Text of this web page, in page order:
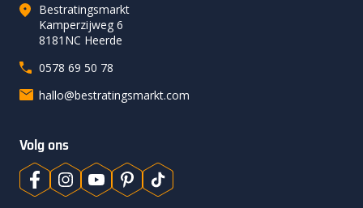
Bestratingsmarkt
Kamperzijweg 6
8181NC Heerde
0578 69 50 78
hallo@bestratingsmarkt.com
Volg ons